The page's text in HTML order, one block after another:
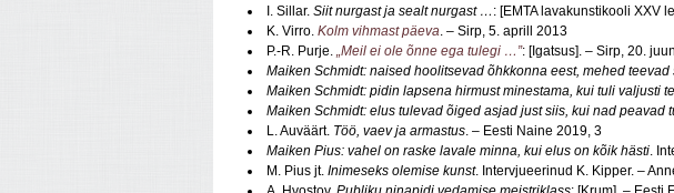
I. Sillar. Siit nurgast ja sealt nurgast … : [EMTA lavakunstikooli XXV
K. Virro. Kolm vihmast päeva . – Sirp, 5. aprill 2013
P.-R. Purje.
„Meil ei ole õnne ega tulegi …”: [Igatsus]. – Sirp, 20.
Maiken Schmidt: naised hoolitsevad õhkkonna eest, mehed teevad
Maiken Schmidt: pidin lapsena hirmust minestama, kui tuli valjusti
Maiken Schmidt: elus tulevad õiged asjad just siis, kui nad peavad
L. Auväärt. Töö, vaev ja armastus . – Eesti Naine 2019, 3
Maiken Pius: vahel on raske lavale minna, kui elus on kõik hästi .
M. Pius jt. Inimeseks olemise kunst. Intervjueerinud K. Kipper. –